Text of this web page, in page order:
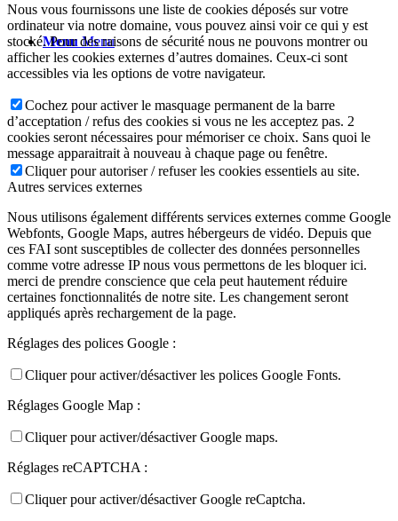
Menu Menu
Nous vous fournissons une liste de cookies déposés sur votre
ordinateur via notre domaine, vous pouvez ainsi voir ce qui y est
stocké. Pour des raisons de sécurité nous ne pouvons montrer ou
afficher les cookies externes d’autres domaines. Ceux-ci sont
accessibles via les options de votre navigateur.
Cochez pour activer le masquage permanent de la barre
d’acceptation / refus des cookies si vous ne les acceptez pas. 2
cookies seront nécessaires pour mémoriser ce choix. Sans quoi le
message apparaitrait à nouveau à chaque page ou fenêtre.
Cliquer pour autoriser / refuser les cookies essentiels au site.
Autres services externes
Nous utilisons également différents services externes comme Google
Webfonts, Google Maps, autres hébergeurs de vidéo. Depuis que
ces FAI sont susceptibles de collecter des données personnelles
comme votre adresse IP nous vous permettons de les bloquer ici.
merci de prendre conscience que cela peut hautement réduire
certaines fonctionnalités de notre site. Les changement seront
appliqués après rechargement de la page.
Réglages des polices Google :
Cliquer pour activer/désactiver les polices Google Fonts.
Réglages Google Map :
Cliquer pour activer/désactiver Google maps.
Réglages reCAPTCHA :
Cliquer pour activer/désactiver Google reCaptcha.